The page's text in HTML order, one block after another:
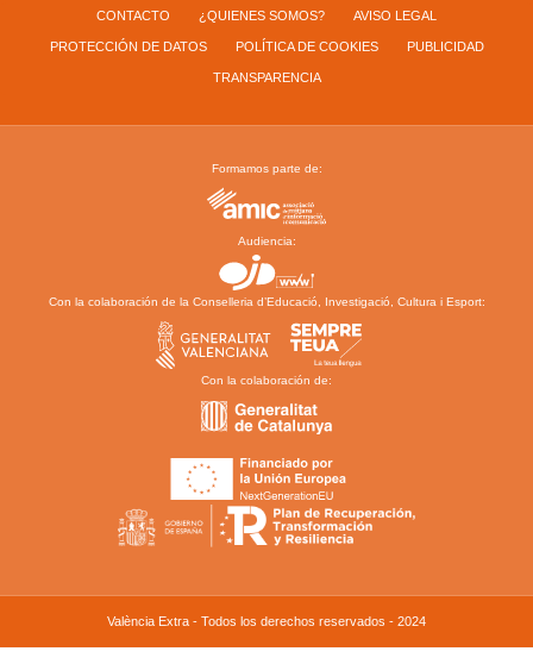
CONTACTO ¿QUIENES SOMOS? AVISO LEGAL
PROTECCIÓN DE DATOS POLÍTICA DE COOKIES PUBLICIDAD
TRANSPARENCIA
Formamos parte de:
Audiencia:
Con la colaboración de la Conselleria d’Educació, Investigació, Cultura i Esport:
Con la colaboración de:
València Extra - Todos los derechos reservados - 2024